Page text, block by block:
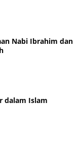
Nabi Ibrahim dan
dalam Islam